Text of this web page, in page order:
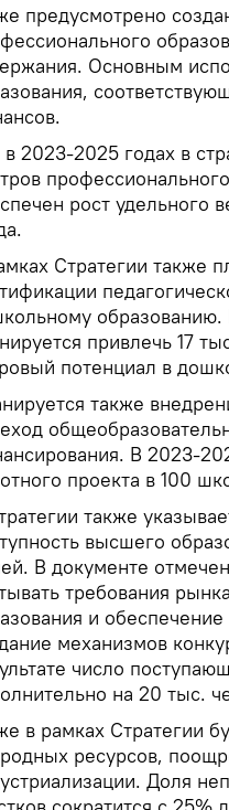
предусмотрено
Основным
в 2023-2025 годах в
рост удельного
Стратегии также
привлечь 17
потенциал в
также
В 2023-
проекта в 100
также
высшего
В документе
требования
и
механизмов
число
на 20 тыс.
в рамках Стратегии
ресурсов,
Доля